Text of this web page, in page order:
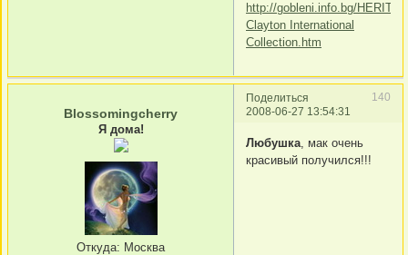
http://gobleni.info.bg/
Clayton International
Collection.htm
Поделиться
140
2008-06-27 13:54:31
Blossomingcherry
Я дома!
Откуда: Москва
Любушка, мак очень
красивый получился!!!